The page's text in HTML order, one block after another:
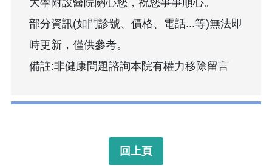
大學附設醫院關心您，祝您事事順心。
部分資訊(如門診號、價格、電話...等)無法即
時更新，僅供參考。
備註:非健康問題諮詢本院有權力移除留言
回上頁